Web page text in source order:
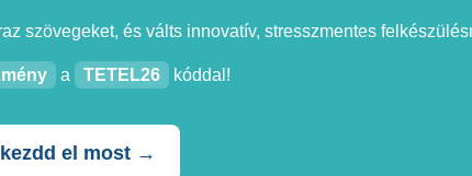
szövegeket, és válts innovatív, stresszmentes
a TETEL26 kóddal!
el most →